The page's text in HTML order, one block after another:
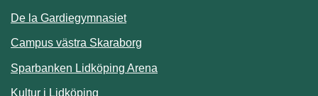
De la Gardiegymnasiet
Campus västra Skaraborg
Sparbanken Lidköping Arena
Kultur i Lidköping